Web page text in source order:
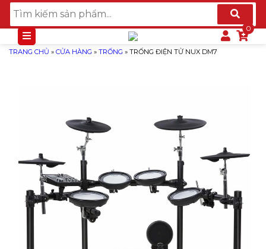
TRANG CHỦ » CỬA HÀNG » TRỐNG » TRỐNG ĐIỆN TỬ NUX DM7